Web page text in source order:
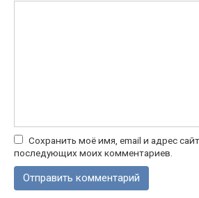
Сохранить моё имя, email и адрес
последующих моих комментариев.